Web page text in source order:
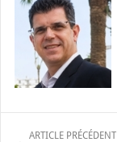
ARTICLE PRÉCÉDENT